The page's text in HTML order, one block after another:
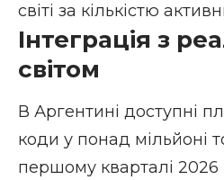
світі за кількістю
Інтеграція з
світом
В Аргентині доступні
коди у понад мільйоні
першому кварталі 2026